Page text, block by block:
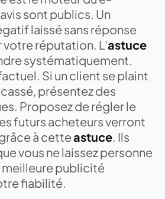
sont publics. Un
laissé sans réponse
réputation. L'astuce
systématiquement.
Si un client se plaint
présentez des
Proposez de régler le
futurs acheteurs verront
à cetteastuce. Ils
vous ne laissez personne
publicité
fiabilité.